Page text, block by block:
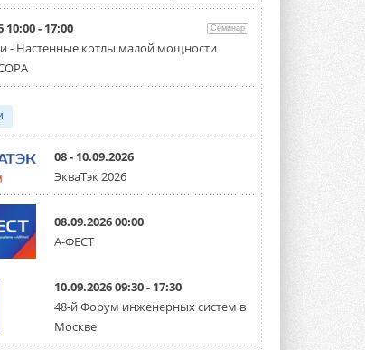
ЦОД с плотностью 54 кВт на
стойку
3 АВГУСТА 2026
систему DVM на R32
Линейка включает семь типоразмеров
производительностью от 22,4 до 56 кВт.
Суммарная длина трубопроводов ...
3 АВГУСТА 2026
«СиСофт Девелопмент» подвел
итоги конкурса студенческих
стартует уже в сентябре 2026 года ...
3 АВГУСТА 2026
«Русклимат» укрепляет
10:00 - 17:00 Семинар
- Настенные котлы малой мощности
08 - 10.09.2026
ЭкваТэк 2026
08.09.2026 00:00
А-ФЕСТ
10.09.2026 09:30 - 17:30
48-й Форум инженерных систем в
Москве